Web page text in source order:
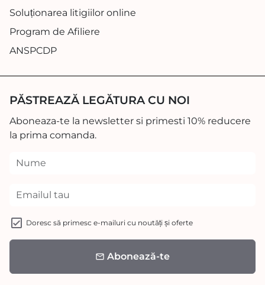
Soluționarea litigiilor online
Program de Afiliere
ANSPCDP
PĂSTREAZĂ LEGĂTURA CU NOI
Aboneaza-te la newsletter si primesti 10% reducere
la prima comanda.
Doresc să primesc e-mailuri cu noutăți și oferte
email Abonează-te